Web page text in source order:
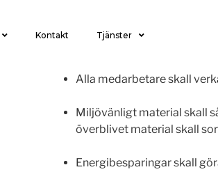
Kontakt Tjänster
Alla medarbetare skall
Miljövänligt material skall
överblivet material skall
Energibesparingar skall